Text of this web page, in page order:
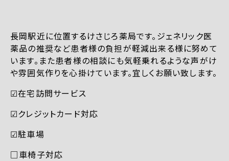
長岡駅近に位置するけさじろ薬局です。ジェネリック医
薬品の推奨など患者様の負担が軽減出来る様に努めて
います。また患者様の相談にも気軽乗れるような声がけ
や雰囲気作りを心掛けています。宜しくお願い致します。
☑︎在宅訪問サービス
☑︎クレジットカード対応
☑︎駐車場
□車椅子対応